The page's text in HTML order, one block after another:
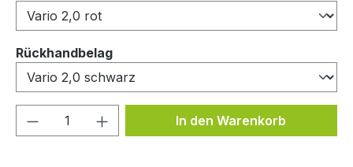
Rückhandbelagauswählen
Produkt Anzahl: Gib denIn den Warenkorb